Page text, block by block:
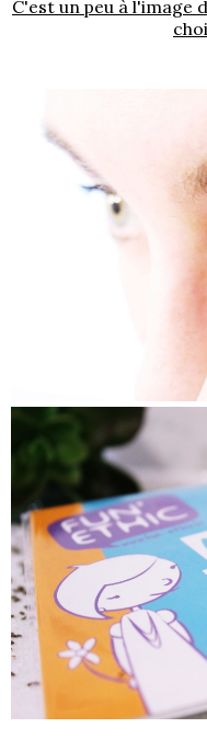
C'est un peu à l'image